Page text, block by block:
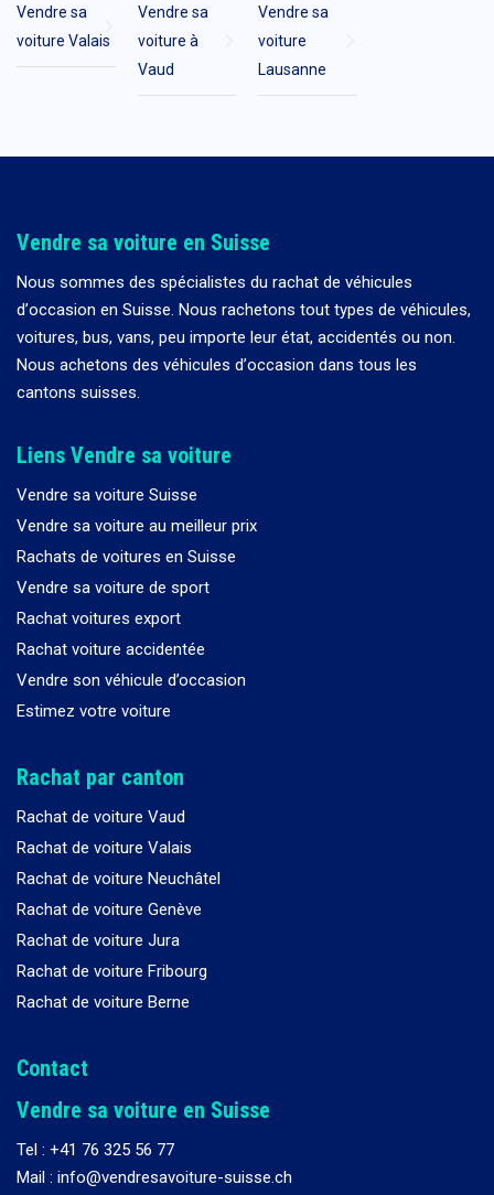
Vendre sa
voiture Valais
Vendre sa
voiture à
Vaud
Vendre sa
voiture
Lausanne
Vendre sa voiture en Suisse
Nous sommes des spécialistes du rachat de véhicules
d’occasion en Suisse. Nous rachetons tout types de véhicules,
voitures, bus, vans, peu importe leur état, accidentés ou non.
Nous achetons des véhicules d’occasion dans tous les
cantons suisses.
Liens Vendre sa voiture
Vendre sa voiture Suisse
Vendre sa voiture au meilleur prix
Rachats de voitures en Suisse
Vendre sa voiture de sport
Rachat voitures export
Rachat voiture accidentée
Vendre son véhicule d’occasion
Estimez votre voiture
Rachat par canton
Rachat de voiture Vaud
Rachat de voiture Valais
Rachat de voiture Neuchâtel
Rachat de voiture Genève
Rachat de voiture Jura
Rachat de voiture Fribourg
Rachat de voiture Berne
Contact
Vendre sa voiture en Suisse
Tel : +41 76 325 56 77
Mail : info@vendresavoiture-suisse.ch